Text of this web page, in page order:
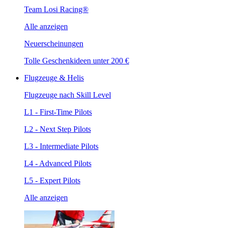
Team Losi Racing®
Alle anzeigen
Neuerscheinungen
Tolle Geschenkideen unter 200 €
Flugzeuge & Helis
Flugzeuge nach Skill Level
L1 - First-Time Pilots
L2 - Next Step Pilots
L3 - Intermediate Pilots
L4 - Advanced Pilots
L5 - Expert Pilots
Alle anzeigen